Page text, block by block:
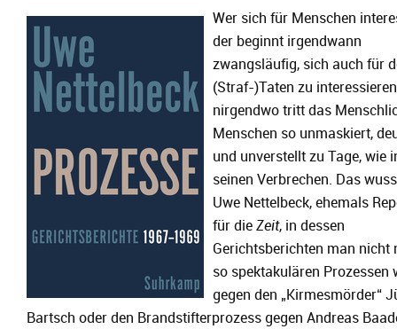
Wer sich für Menschen
der beginnt irgendwann
zwangsläufig, sich auch für
(Straf-)Taten zu
nirgendwo tritt das
Menschen so unmaskiert,
und unverstellt zu Tage, wie
seinen Verbrechen. Das
Uwe Nettelbeck, ehemals
für die Zeit, in dessen
Gerichtsberichten man nicht
so spektakulären Prozessen
gegen den „Kirmesmörder“
Bartsch oder den Brandstifterprozess gegen Andreas